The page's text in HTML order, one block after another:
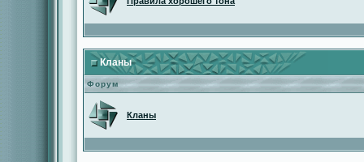
Кланы
Форум
Кланы